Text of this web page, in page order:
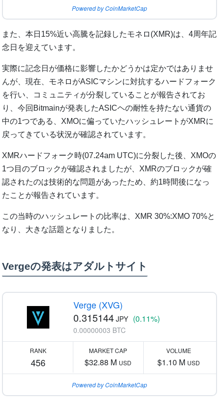
Powered by CoinMarketCap
また、本日15%近い高騰を記録したモネロ(XMR)は、4周年記
念日を迎えています。
実際に記念日が価格に影響したかどうかは定かではありませ
んが、現在、モネロがASICマシンに対抗するハードフォーク
を行い、コミュニティが分裂していることが報告されてお
り、今回Bitmainが発表したASICヘの耐性を持たない通貨の
中の1つである、XMOに偏っていたハッシュレートがXMRに
戻ってきている状況が確認されています。
XMRハードフォーク時(07.24am UTC)に分裂した後、XMOの
1つ目のブロックが確認されましたが、XMRのブロックが確
認されたのは技術的な問題があったため、約1時間後になっ
たことが報告されています。
この当時のハッシュレートの比率は、XMR 30%:XMO 70%と
なり、大きな話題となりました。
Vergeの発表はアダルトサイト
Verge (XVG)
0.315144 JPY (0.11%)
0.00000003 BTC
RANK
456
MARKET CAP
$32.88 M USD
VOLUME
$1.10 M USD
Powered by CoinMarketCap